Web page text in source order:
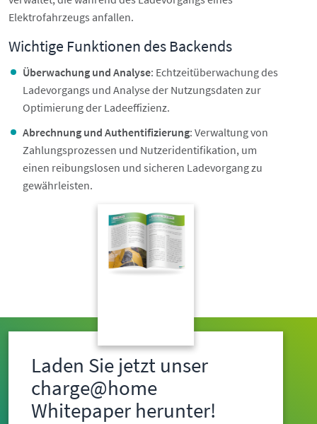
Elektrofahrzeugs anfallen.
Wichtige Funktionen des Backends
Überwachung und Analyse: Echtzeitüberwachung des
Ladevorgangs und Analyse der Nutzungsdaten zur
Optimierung der Ladeeffizienz.
Abrechnung und Authentifizierung: Verwaltung von
Zahlungsprozessen und Nutzeridentifikation, um
einen reibungslosen und sicheren Ladevorgang zu
gewährleisten.
Laden Sie jetzt unser
charge@home
Whitepaper herunter!